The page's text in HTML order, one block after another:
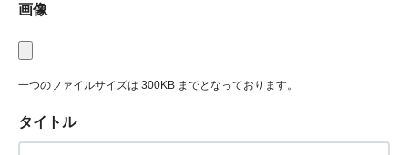
画像
一つのファイルサイズは 300KB までとなっております。
タイトル